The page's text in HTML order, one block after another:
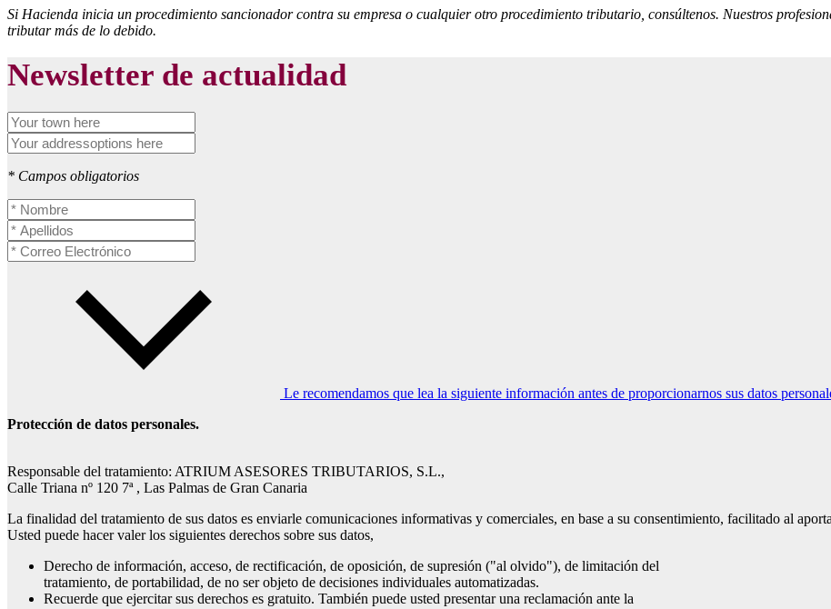
Si Hacienda inicia un procedimiento sancionador contra su empresa o cualquier otro procedimiento tributario, consúltenos. Nuestros
tributar más de lo debido.
Newsletter de actualidad
* Campos obligatorios
Le recomendamos que lea la siguiente información antes de proporcionarnos sus datos
Protección de datos personales.
Responsable del tratamiento: ATRIUM ASESORES TRIBUTARIOS, S.L.,
Calle Triana nº 120 7ª , Las Palmas de Gran Canaria
La finalidad del tratamiento de sus datos es enviarle comunicaciones informativas y comerciales, en base a su consentimiento, facilitado al
Usted puede hacer valer los siguientes derechos sobre sus datos,
Derecho de información, acceso, de rectificación, de oposición, de supresión ("al olvido"), de limitación del
tratamiento, de portabilidad, de no ser objeto de decisiones individuales automatizadas.
Recuerde que ejercitar sus derechos es gratuito. También puede usted presentar una reclamación ante la